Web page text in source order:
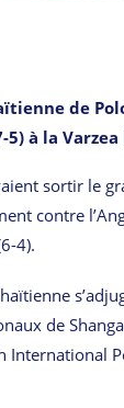
de
5) à la
sortir le
contre
4).
de
International